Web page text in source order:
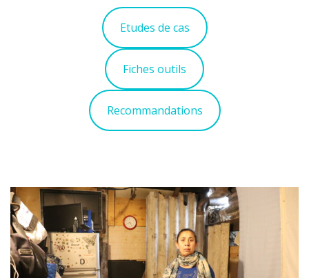
Etudes de cas
Fiches outils
Recommandations